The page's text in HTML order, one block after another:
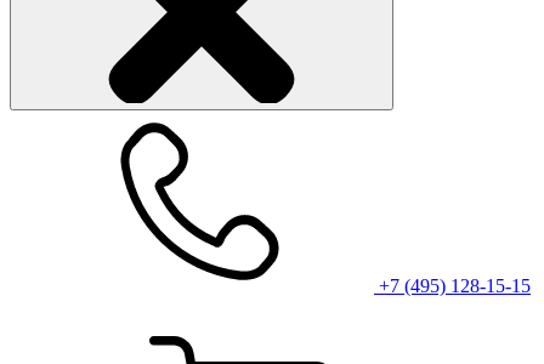
+7 (495) 128-15-15